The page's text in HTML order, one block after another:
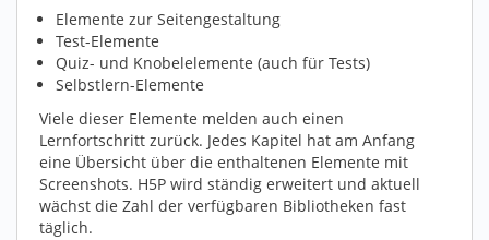
Elemente zur Seitengestaltung
Test-Elemente
Quiz- und Knobelelemente (auch für Tests)
Selbstlern-Elemente
Viele dieser Elemente melden auch einen
Lernfortschritt zurück. Jedes Kapitel hat am Anfang
eine Übersicht über die enthaltenen Elemente mit
Screenshots. H5P wird ständig erweitert und aktuell
wächst die Zahl der verfügbaren Bibliotheken fast
täglich.